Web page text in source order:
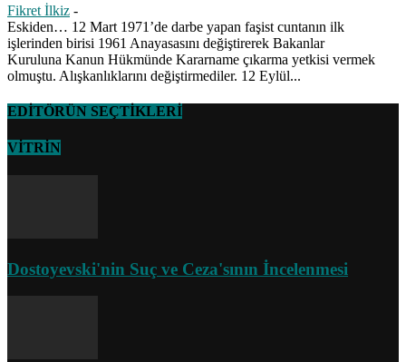
Fikret İlkiz -
Eskiden… 12 Mart 1971’de darbe yapan faşist cuntanın ilk
işlerinden birisi 1961 Anayasasını değiştirerek Bakanlar
Kuruluna Kanun Hükmünde Kararname çıkarma yetkisi vermek
olmuştu. Alışkanlıklarını değiştirmediler. 12 Eylül...
EDİTÖRÜN SEÇTİKLERİ
VİTRİN
Dostoyevski'nin Suç ve Ceza'sının İncelenmesi